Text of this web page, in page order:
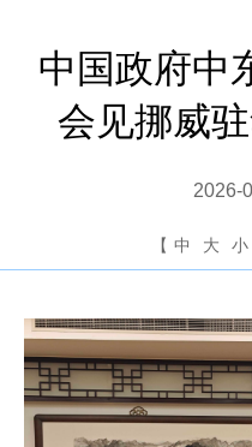
中国政府中
会见挪威
2026-
【 中 大 小